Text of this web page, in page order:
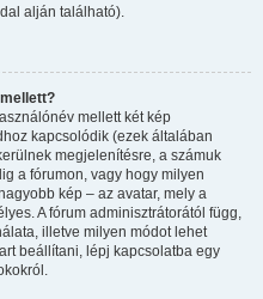
alján található).
mellett két kép
kapcsolódik (ezek általában
megjelenítésre, a számuk
a fórumon, vagy hogy milyen
kép – az avatar, mely a
A fórum adminisztrátorától függ,
illetve milyen módot lehet
beállítani, lépj kapcsolatba egy